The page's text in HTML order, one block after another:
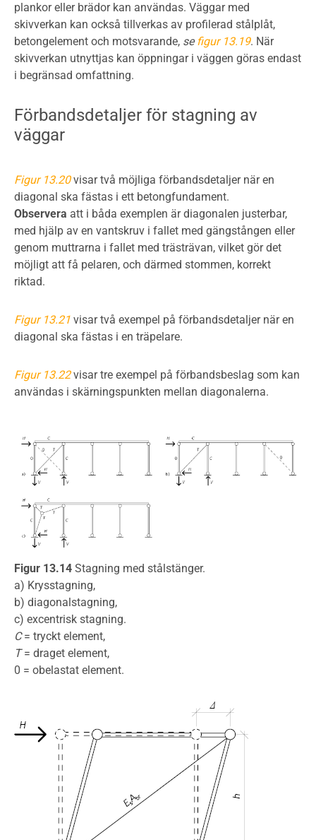
plankor eller brädor kan användas. Väggar med
skivverkan kan också tillverkas av profilerad stålplåt,
betongelement och motsvarande, sefigur 13.19. När
skivverkan utnyttjas kan öppningar i väggen göras endast
i begränsad omfattning.
Förbandsdetaljer för stagning av
väggar
Figur 13.20visar två möjliga förbandsdetaljer när en
diagonal ska fästas i ett betongfundament.
Observera att i båda exemplen är diagonalen justerbar,
med hjälp av en vantskruv i fallet med gängstången eller
genom muttrarna i fallet med trästrävan, vilket gör det
möjligt att få pelaren, och därmed stommen, korrekt
riktad.
Figur 13.21 visar två exempel på förbandsdetaljer när en
diagonal ska fästas i en träpelare.
Figur 13.22visar tre exempel på förbandsbeslag som kan
användas i skärningspunkten mellan diagonalerna.
Figur 13.14 Stagning med stålstänger.
a) Krysstagning,
b) diagonalstagning,
c) excentrisk stagning.
C= tryckt element,
T= draget element,
0 = obelastat element.